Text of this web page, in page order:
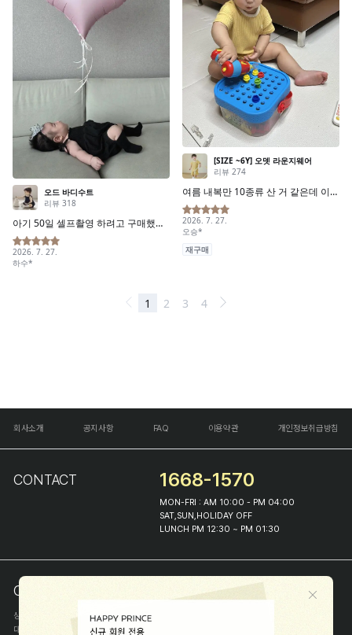
회사소개 공지사항 FAQ 이용약관 개인정보취급방침
CONTACT 1668-1570
MON-FRI : AM 10:00 - PM 04:00
SAT,SUN,HOLIDAY OFF
LUNCH PM 12:30 ~ PM 01:30
COMPANY INFO
상호
(주)해피프린스
대표
이화진